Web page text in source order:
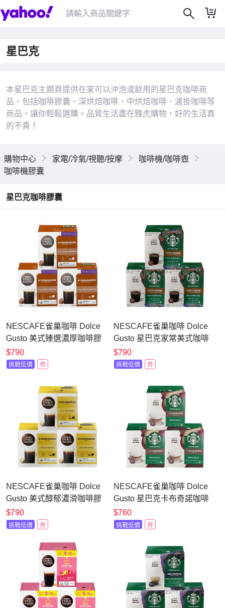
星巴克
本星巴克主題頁提供在家可以沖泡或飲用的星巴克咖啡商
品，包括咖啡膠囊、深烘焙咖啡、中烘焙咖啡、濾掛咖啡等
商品，讓你輕鬆選購。品質生活盡在雅虎購物，好的生活真
的不貴！
購物中心 家電/冷氣/視聽/按摩
咖啡機/咖啡壺
咖啡機膠囊
星巴克咖啡膠囊
NESCAFE雀巢咖啡 Dolce
Gusto 美式臻選濃厚咖啡膠
囊16顆X3盒
$790
挑戰低價 券
NESCAFE雀巢咖啡 Dolce
Gusto 星巴克家常美式咖啡
膠囊12顆x3盒
$790
挑戰低價 券
NESCAFE雀巢咖啡 Dolce
Gusto 美式醇郁濃滑咖啡膠
囊16顆X3盒
$790
挑戰低價 券
NESCAFE雀巢咖啡 Dolce
Gusto 星巴克卡布奇諾咖啡
膠囊12顆x3盒
$760
挑戰低價 券